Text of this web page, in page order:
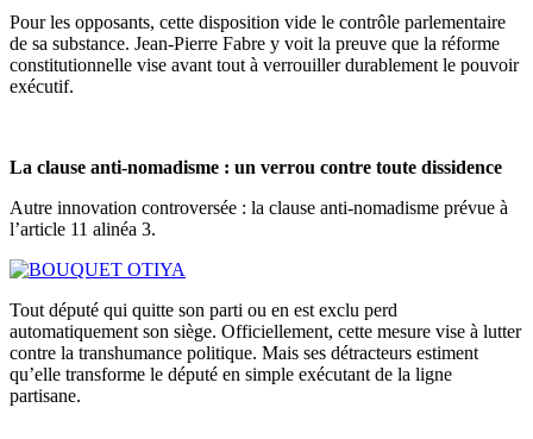
Pour les opposants, cette disposition vide le contrôle parlementaire
de sa substance. Jean-Pierre Fabre y voit la preuve que la réforme
constitutionnelle vise avant tout à verrouiller durablement le pouvoir
exécutif.
La clause anti-nomadisme : un verrou contre toute dissidence
Autre innovation controversée : la clause anti-nomadisme prévue à
l’article 11 alinéa 3.
Tout député qui quitte son parti ou en est exclu perd
automatiquement son siège. Officiellement, cette mesure vise à lutter
contre la transhumance politique. Mais ses détracteurs estiment
qu’elle transforme le député en simple exécutant de la ligne
partisane.